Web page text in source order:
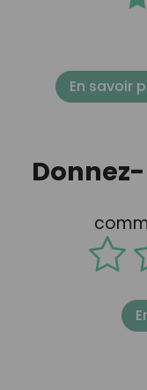
En savoir